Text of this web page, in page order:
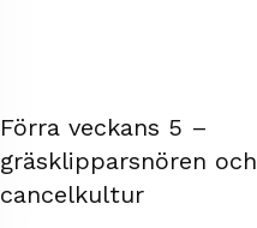
Förra veckans 5 –
gräsklipparsnören och
cancelkultur